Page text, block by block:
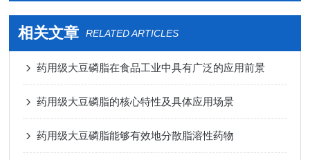
相关文章 RELATED ARTICLES
药用级大豆磷脂在食品工业中具有广泛的应用前景
药用级大豆磷脂的核心特性及具体应用场景
药用级大豆磷脂能够有效地分散脂溶性药物